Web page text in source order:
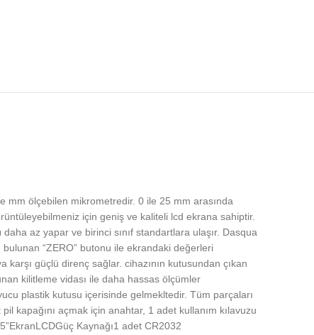
mm ölçebilen mikrometredir. 0 ile 25 mm arasında
için geniş ve kaliteli lcd ekrana sahiptir.
az yapar ve birinci sınıf standartlara ulaşır. Dasqua
“ZERO” butonu ile ekrandaki değerleri
karşı güçlü direnç sağlar. cihazının kutusundan çıkan
kilitleme vidası ile daha hassas ölçümler
plastik kutusu içerisinde gelmekltedir. Tüm parçaları
kapağını açmak için anahtar, 1 adet kullanım kılavuzu
Kaynağı1 adet CR2032